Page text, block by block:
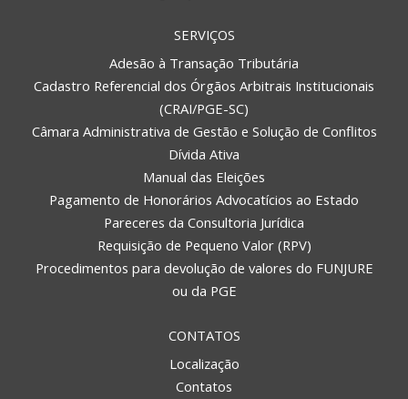
SERVIÇOS
Adesão à Transação Tributária
Cadastro Referencial dos Órgãos Arbitrais Institucionais
(CRAI/PGE-SC)
Câmara Administrativa de Gestão e Solução de Conflitos
Dívida Ativa
Manual das Eleições
Pagamento de Honorários Advocatícios ao Estado
Pareceres da Consultoria Jurídica
Requisição de Pequeno Valor (RPV)
Procedimentos para devolução de valores do FUNJURE
ou da PGE
CONTATOS
Localização
Contatos